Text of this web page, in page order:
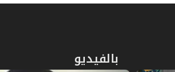
بالفيديو